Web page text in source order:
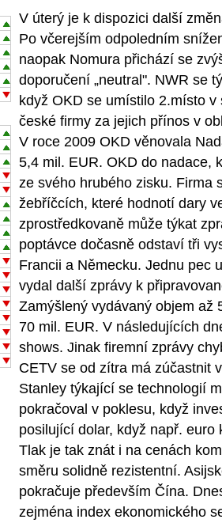
V úterý je k dispozici další
Po včerejším odpoledním
naopak Nomura přichází se
doporučení „neutral". NWR se
když OKD se umístilo 2.místo
české firmy za jejich přínos v
V roce 2009 OKD věnovala
5,4 mil. EUR. OKD do nadace,
ze svého hrubého zisku. Firma
žebříčcích, které hodnotí dary
zprostředkovaně může týkat
poptávce dočasně odstaví tři
Francii a Německu. Jednu pec
vydal další zprávy k
Zamýšlený vydávaný objem až
70 mil. EUR. V následujících
shows. Jinak firemní zprávy
CETV se od zítra má zúčastnit
Stanley týkající se technologií
pokračoval v poklesu, když
posilující dolar, když např.
Tlak je tak znát i na cenách
směru solidně rezistentní.
pokračuje především Čína.
zejména index ekonomického